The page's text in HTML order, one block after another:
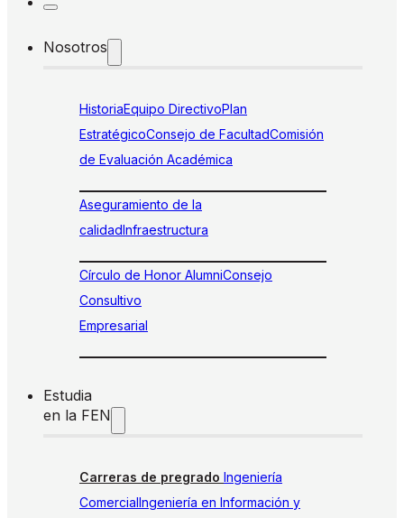
Nosotros
HistoriaEquipo DirectivoPlan
EstratégicoConsejo de FacultadComisión
de Evaluación Académica
Aseguramiento de la
calidadInfraestructura
Círculo de Honor AlumniConsejo
Consultivo
Empresarial
Estudia
en la FEN
Carreras de pregrado Ingeniería
ComercialIngeniería en Información y